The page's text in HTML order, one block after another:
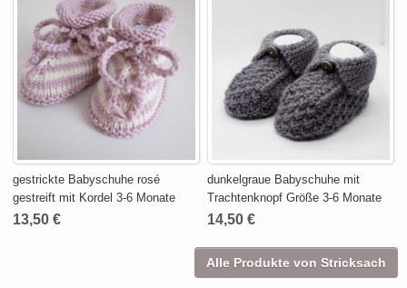
gestrickte Babyschuhe rosé
gestreift mit Kordel 3-6 Monate
13,50 €
dunkelgraue Babyschuhe mit
Trachtenknopf Größe 3-6 Monate
14,50 €
Alle Produkte von Stricksach